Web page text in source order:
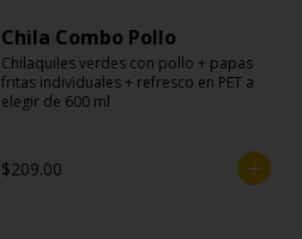
Chila Combo Pollo
Chilaquiles verdes con pollo + papas
fritas individuales + refresco en PET a
elegir de 600 ml
$209.00